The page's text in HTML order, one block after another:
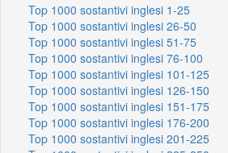
Top 1000 sostantivi inglesi 1-25
Top 1000 sostantivi inglesi 26-50
Top 1000 sostantivi inglesi 51-75
Top 1000 sostantivi inglesi 76-100
Top 1000 sostantivi inglesi 101-125
Top 1000 sostantivi inglesi 126-150
Top 1000 sostantivi inglesi 151-175
Top 1000 sostantivi inglesi 176-200
Top 1000 sostantivi inglesi 201-225